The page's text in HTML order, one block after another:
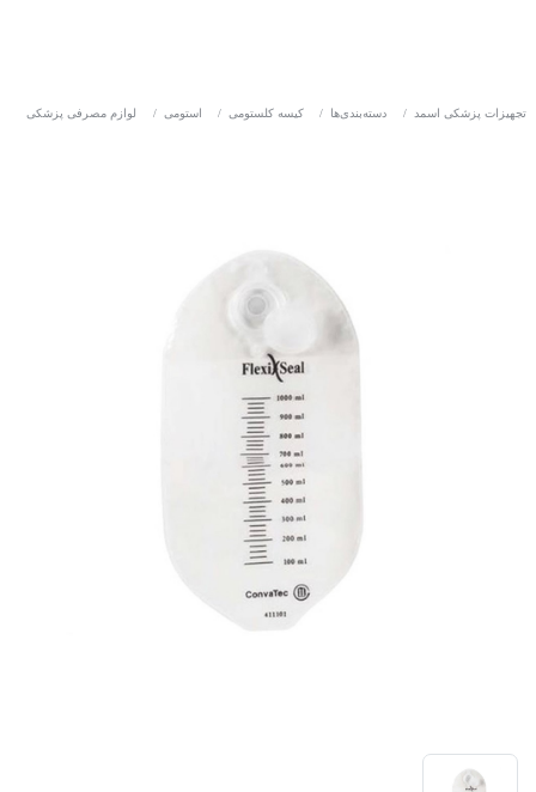
تجهیزات پزشکی اسمد / دسته‌بندی‌ها / کیسه کلستومی / استومی / لوازم مصرفی پزشکی